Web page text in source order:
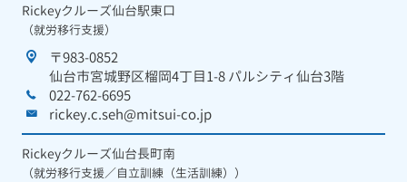
Rickeyクルーズ仙台駅東口
（就労移行支援）
〒983-0852
仙台市宮城野区榴岡4丁目1-8 パルシティ仙台3階
022-762-6695
rickey.c.seh@mitsui-co.jp
Rickeyクルーズ仙台長町南
（就労移行支援／自立訓練（生活訓練））